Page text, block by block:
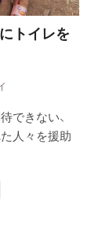
トイレを
できない、
人々を援助